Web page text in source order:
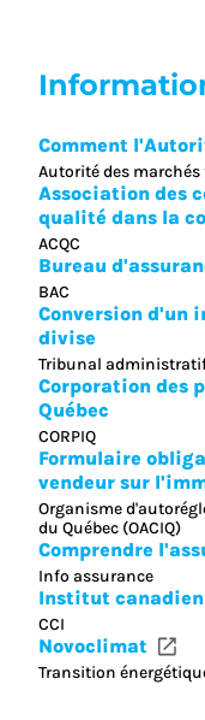
Comment
Autorité des
Association des
qualité dans la
ACQC
Bureau
BAC
Conversion d'un
divise
Tribunal
Corporation des
Québec
CORPIQ
Formulaire
vendeur sur
Organisme
du Québec (OACIQ)
Comprendre
Info assurance
Institut
CCI
Novoclimat
Transition